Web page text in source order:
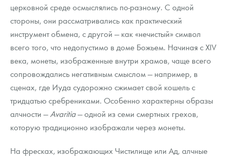
церковной среде осмыслялись по-разному. С одной
стороны, они рассматривались как практический
инструмент обмена, с другой — как «нечистый» символ
всего того, что недопустимо в доме Божьем. Начиная с XIV
века, монеты, изображенные внутри храмов, чаще всего
сопровождались негативным смыслом — например, в
сценах, где Иуда судорожно сжимает свой кошель с
тридцатью сребрениками. Особенно характерны образы
алчности —Avaritia— одной из семи смертных грехов,
которую традиционно изображали через монеты.
На фресках, изображающих Чистилище или Ад, алчные